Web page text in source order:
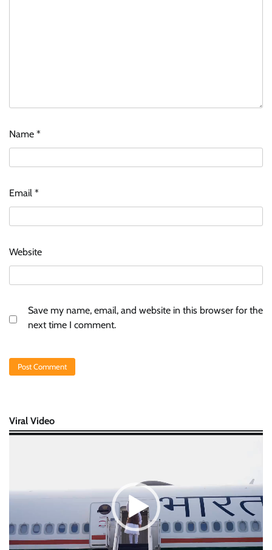
Name *
Email *
Website
Save my name, email, and website in this browser for the
next time I comment.
Viral Video